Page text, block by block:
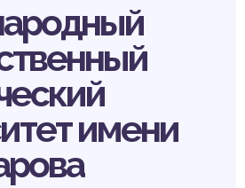
имени